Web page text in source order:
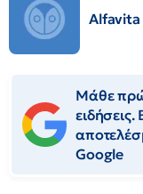
Μάθε
Google